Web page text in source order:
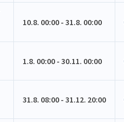
10.8. 00:00 - 31.8. 00:00
1.8. 00:00 - 30.11. 00:00
31.8. 08:00 - 31.12. 20:00